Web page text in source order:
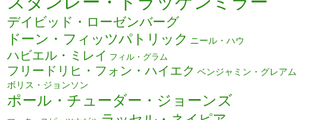
デイビッド・ローゼンバーグ
ドーン・フィッツパトリック ニール・ハウ
ハビエル・ミレイ フィル・グラム
フリードリヒ・フォン・ハイエク ベンジャミン・グレアム
ボリス・ジョンソン
ポール・チューダー・ジョーンズ